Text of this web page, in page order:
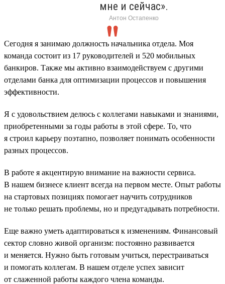
мне и сейчас».
Антон Остапенко
Сегодня я занимаю должность начальника отдела. Моя
команда состоит из 17 руководителей и 520 мобильных
банкиров. Также мы активно взаимодействуем с другими
отделами банка для оптимизации процессов и повышения
эффективности.
Я с удовольствием делюсь с коллегами навыками и знаниями,
приобретенными за годы работы в этой сфере. То, что
я строил карьеру поэтапно, позволяет понимать особенности
разных процессов.
В работе я акцентирую внимание на важности сервиса.
В нашем бизнесе клиент всегда на первом месте. Опыт работы
на стартовых позициях помогает научить сотрудников
не только решать проблемы, но и предугадывать потребности.
Еще важно уметь адаптироваться к изменениям. Финансовый
сектор словно живой организм: постоянно развивается
и меняется. Нужно быть готовым учиться, перестраиваться
и помогать коллегам. В нашем отделе успех зависит
от слаженной работы каждого члена команды.